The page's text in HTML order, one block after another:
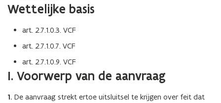
Wettelijke basis
art. 2.7.1.0.3. VCF
art. 2.7.1.0.7. VCF
art. 2.7.1.0.9. VCF
I. Voorwerp van de aanvraag
1. De aanvraag strekt ertoe uitsluitsel te krijgen over feit dat